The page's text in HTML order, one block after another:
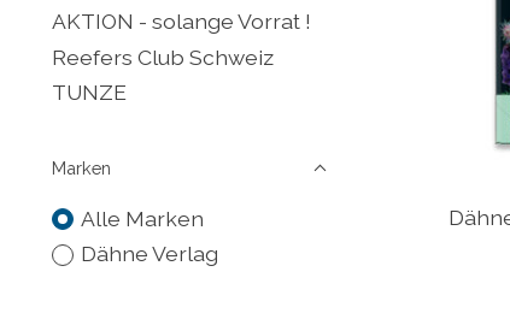
AKTION - solange Vorrat !
Reefers Club Schweiz
TUNZE
Marken
Alle Marken
Dähne Verlag